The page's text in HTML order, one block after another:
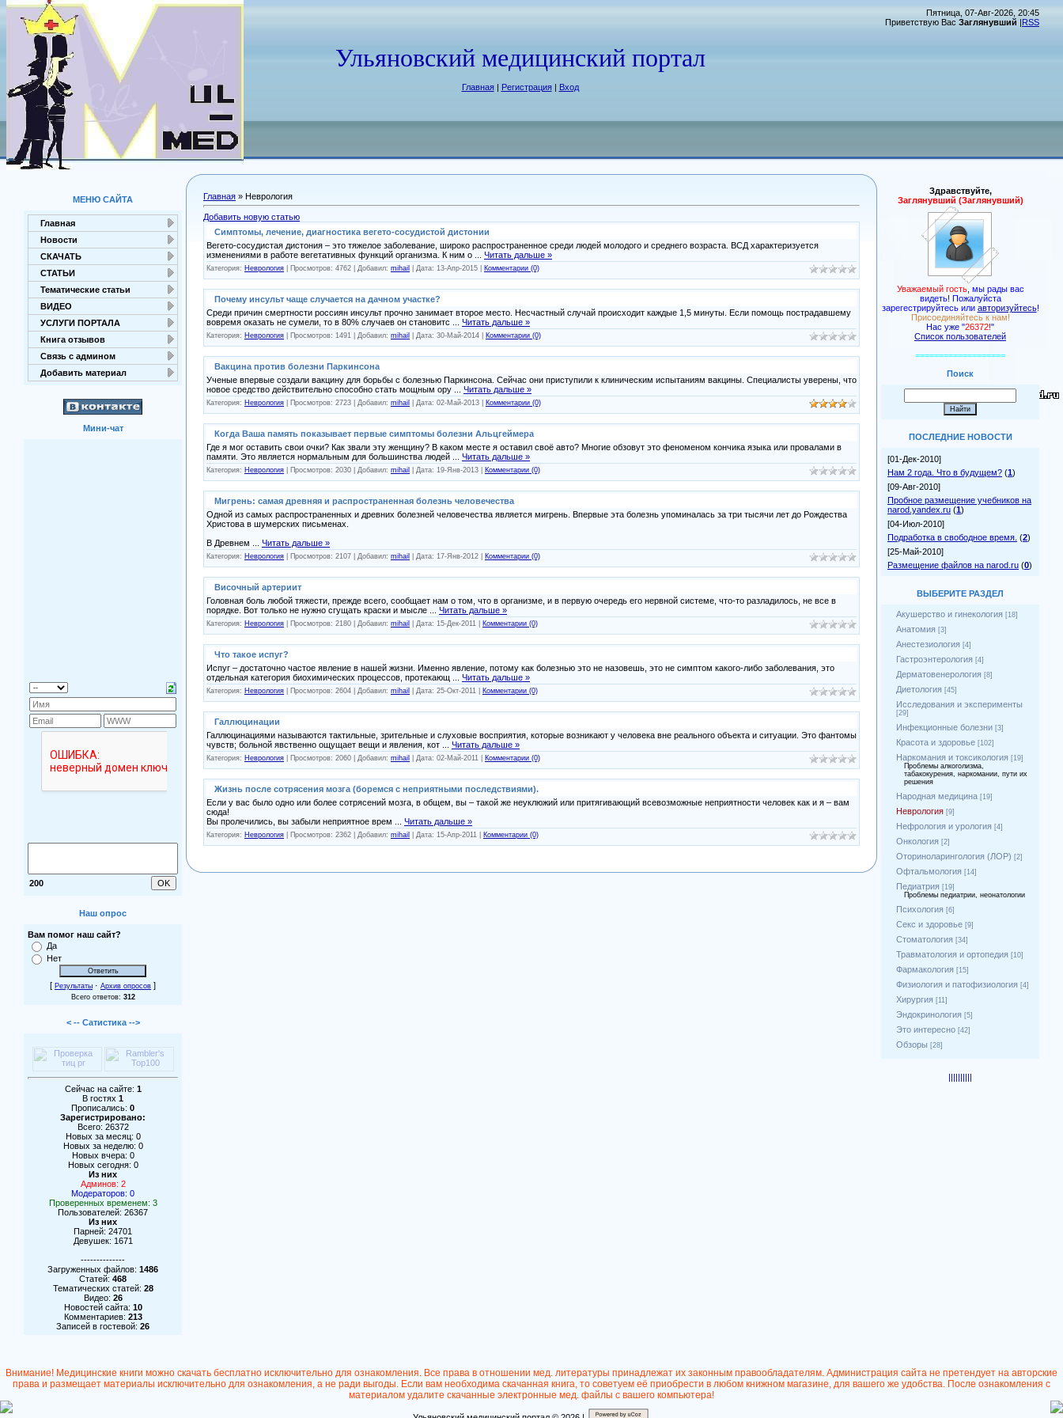
Ульяновский медицинский портал
Главная| Регистрация| Вход
Пятница, 07-Авг-2026, 20:45
Приветствую Вас Заглянувший |RSS
МЕНЮ САЙТА
Главная
Новости
СКАЧАТЬ
СТАТЬИ
Тематические статьи
ВИДЕО
УСЛУГИ ПОРТАЛА
Книга отзывов
Связь с админом
Добавить материал
Мини-чат
200
Наш опрос
Вам помог наш сайт?
Да
Нет
[ Результаты · Архив опросов ]
Всего ответов: 312
< -- Сатистика -->
Сейчас на сайте: 1
В гостях 1
Прописались: 0
Зарегистрировано:
Всего: 26372
Новых за месяц: 0
Новых за неделю: 0
Новых вчера: 0
Новых сегодня: 0
Из них
Админов: 2
Модераторов: 0
Проверенных временем: 3
Пользователей: 26367
Из них
Парней: 24701
Девушек: 1671
--------------
Загруженных файлов: 1486
Статей: 468
Тематических статей: 28
Видео: 26
Новостей сайта: 10
Комментариев: 213
Записей в гостевой: 26
Главная » Неврология
Добавить новую статью
Симптомы, лечение, диагностика вегето-сосудистой дистонии
Вегето-сосудистая дистония – это тяжелое заболевание, широко распространенное среди людей молодого и среднего возраста. ВСД характеризуется
изменениями в работе вегетативных функций организма. К ним о
Читать дальше »
Категория: Неврология | Просмотров: 4762 | Добавил: mihail | Дата: 13-Апр-2015 Комментарии (0)
Почему инсульт чаще случается на дачном участке?
Среди причин смертности россиян инсульт прочно занимает второе место. Несчастный случай происходит каждые 1,5 минуты. Если помощь пострадавшему
вовремя оказать не сумели, то в 80% случаев он становитс
Читать дальше »
Категория: Неврология | Просмотров: 1491 | Добавил: mihail | Дата: 30-Май-2014 Комментарии (0)
Вакцина против болезни Паркинсона
Ученые впервые создали вакцину для борьбы с болезнью Паркинсона. Сейчас они приступили к клиническим испытаниям вакцины. Специалисты уверены, что
новое средство действительно способно стать мощным ору
Читать дальше »
Категория: Неврология | Просмотров: 2723 | Добавил: mihail | Дата: 02-Май-2013 Комментарии (0)
Когда Ваша память показывает первые симптомы болезни Альцгеймера
Где я мог оставить свои очки? Как звали эту женщину? В каком месте я оставил своё авто? Многие обзовут это феноменом кончика языка или провалами в
памяти. Это является нормальным для большинства людей
Читать дальше »
Категория: Неврология | Просмотров: 2030 | Добавил: mihail | Дата: 19-Янв-2013 Комментарии (0)
Мигрень: самая древняя и распространенная болезнь человечества
Одной из самых распространенных и древних болезней человечества является мигрень. Впервые эта болезнь упоминалась за три тысячи лет до Рождества
Христова в шумерских письменах.
В Древнем
Читать дальше »
Категория: Неврология | Просмотров: 2107 | Добавил: mihail | Дата: 17-Янв-2012 Комментарии (0)
Височный артериит
Головная боль любой тяжести, прежде всего, сообщает нам о том, что в организме, и в первую очередь его нервной системе, что-то разладилось, не все в
порядке. Вот только не нужно сгущать краски и мысле
Читать дальше »
Категория: Неврология | Просмотров: 2180 | Добавил: mihail | Дата: 15-Дек-2011 Комментарии (0)
Что такое испуг?
Испуг – достаточно частое явление в нашей жизни. Именно явление, потому как болезнью это не назовешь, это не симптом какого-либо заболевания, это
отдельная категория биохимических процессов, протекающ
Читать дальше »
Категория: Неврология | Просмотров: 2604 | Добавил: mihail | Дата: 25-Окт-2011 Комментарии (0)
Галлюцинации
Галлюцинациями называются тактильные, зрительные и слуховые восприятия, которые возникают у человека вне реального объекта и ситуации. Это фантомы
чувств; больной явственно ощущает вещи и явления, кот
Читать дальше »
Категория: Неврология | Просмотров: 2060 | Добавил: mihail | Дата: 02-Май-2011 Комментарии (0)
Жизнь после сотрясения мозга (боремся с неприятными последствиями).
Если у вас было одно или более сотрясений мозга, в общем, вы – такой же неуклюжий или притягивающий всевозможные неприятности человек как и я – вам
сюда!
Вы пролечились, вы забыли неприятное врем
Читать дальше »
Категория: Неврология | Просмотров: 2362 | Добавил: mihail | Дата: 15-Апр-2011 Комментарии (0)
Здравствуйте,
Заглянувший (Заглянувший)
Уважаемый гость, мы рады вас
видеть! Пожалуйста
зарегестрируйтесь или авторизуйтесь!
Присоединяйтесь к нам!
Нас уже "26372!"
Список пользователей
===================
Поиск
ПОСЛЕДНИЕ НОВОСТИ
[01-Дек-2010]
Нам 2 года. Что в будущем? (1)
[09-Авг-2010]
Пробное размещение учебников на
narod.yandex.ru (1)
[04-Июл-2010]
Подработка в свободное время. (2)
[25-Май-2010]
Размещение файлов на narod.ru (0)
ВЫБЕРИТЕ РАЗДЕЛ
Акушерство и гинекология [18]
Анатомия [3]
Анестезиология [4]
Гастроэнтерология [4]
Дерматовенерология [8]
Диетология [45]
Исследования и эксперименты
[29]
Инфекционные болезни [3]
Красота и здоровье [102]
Наркомания и токсикология [19]
Проблемы алкоголизма,
табакокурения, наркомании, пути их
решения
Народная медицина [19]
Неврология [9]
Нефрология и урология [4]
Онкология [2]
Оториноларингология (ЛОР) [2]
Офтальмология [14]
Педиатрия [19]
Проблемы педиатрии, неонатологии
Психология [6]
Секс и здоровье [9]
Стоматология [34]
Травматология и ортопедия [10]
Фармакология [15]
Физиология и патофизиология [4]
Хирургия [11]
Эндокринология [5]
Это интересно [42]
Обзоры [28]
||||||||||
Внимание! Медицинские книги можно скачать бесплатно исключительно для ознакомления. Все права в отношении мед. литературы принадлежат их законным правообладателям. Администрация сайта не претендует на авторские
права и размещает материалы исключительно для ознакомления, а не ради выгоды. Если вам необходима скачанная книга, то советуем её приобрести в любом книжном магазине, для вашего же удобства. После ознакомления с
материалом удалите скачанные электронные мед. файлы с вашего компьютера!